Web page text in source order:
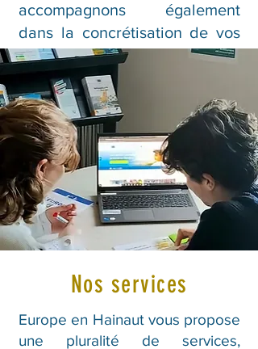
accompagnons également
dans la concrétisation de vos
projets.
En savoir plus
Nos services
Europe en Hainaut vous propose
une pluralité de services,